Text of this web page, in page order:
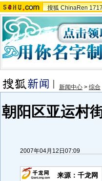
搜狐 ChinaRen
新闻中心 > 综合
朝阳区亚运村
2007年04月12日07:09
来源：千龙网